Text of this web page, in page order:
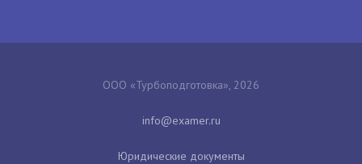
ООО «Турбоподготовка», 2026
Юридические документы